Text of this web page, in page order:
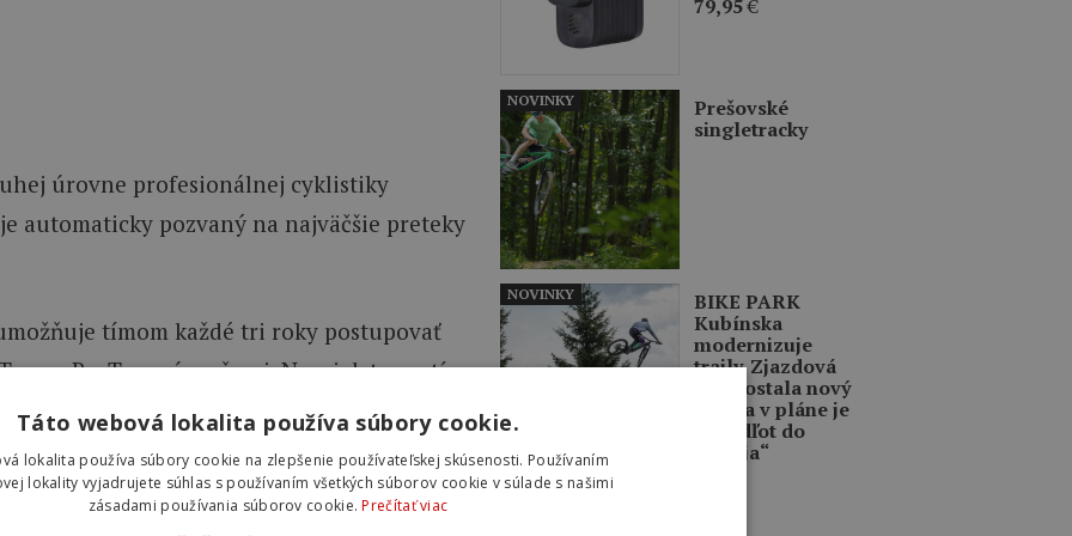
úrovne profesionálnej cyklistiky
automaticky pozvaný na najväčšie preteky
tímom každé tri roky postupovať
a ProTeam úrovňami. Napriek tomu tím
na hlavné preteky vďaka Pidcockovmu
zázemiu.
musíme byť pozvaní na preteky,“
79,95€
Prešovské
singletracky
NOVINKY
BIKE PARK
Kubínska
modernizuje
traily. Zjazdová
trať dostala nový
život a v pláne je
aj „Odľot do
Dubaja“
NOVINKY
Táto webová lokalita používa súbory cookie.
lokalita používa súbory cookie na zlepšenie používateľskej skúsenosti. Používaním
lokality vyjadrujete súhlas s používaním všetkých súborov cookie v súlade s našimi
zásadami používania súborov cookie.Prečítať viac